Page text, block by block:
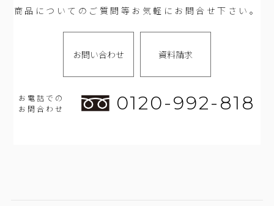
商品についてのご質問等お気軽にお問合せ下さい。
お問い合わせ 資料請求
お電話での
お問合わせ
0120-992-818